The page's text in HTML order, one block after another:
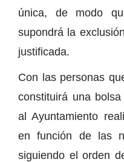
única, de modo
supondrá la
justificada.
Con las personas
constituirá una
al Ayuntamiento
en función de las
siguiendo el orden